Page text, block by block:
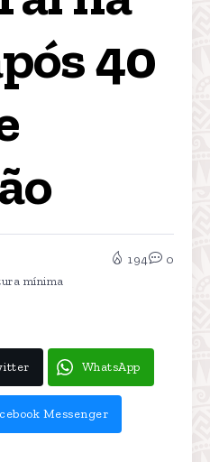
40
mínima
194 0
WhatsApp
Messenger